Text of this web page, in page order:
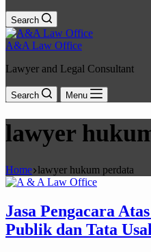
Search
A&A Law Office
Lawyer and Legal Consultant
Search Menu
lawyer
Home lawyer hukum perdata
Jasa Pengacara
Publik dan Tata